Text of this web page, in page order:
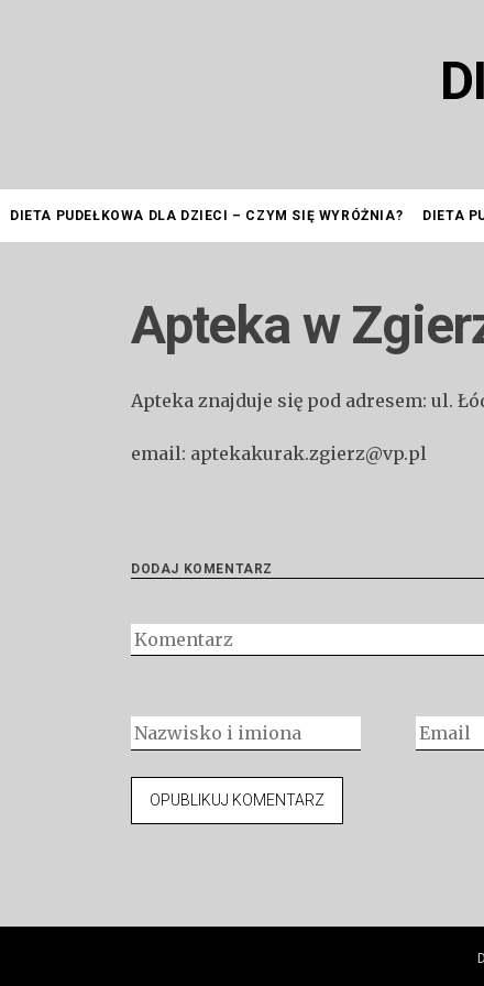
DIETA PUDEŁKOWA DLA DZIECI – CZYM SIĘ WYRÓŻNIA? DIETA
Apteka w
Apteka znajduje się pod adresem: ul.
email: aptekakurak.zgierz@vp.pl
DODAJ KOMENTARZ